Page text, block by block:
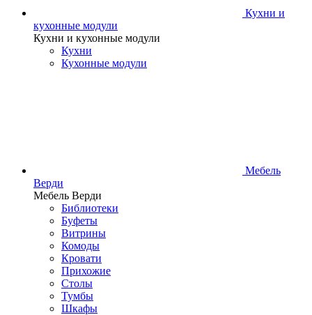
Кухни и
кухонные модули
Кухни и кухонные модули
Кухни
Кухонные модули
Мебель
Верди
Мебель Верди
Библиотеки
Буфеты
Витрины
Комоды
Кровати
Прихожие
Столы
Тумбы
Шкафы